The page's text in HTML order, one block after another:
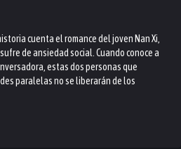
cuenta el romance del joven Nan Xi,
de ansiedad social. Cuando conoce a
estas dos personas que
paralelas no se liberarán de los